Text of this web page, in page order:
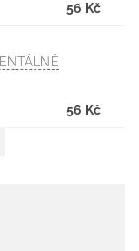
56 Kč
56 Kč